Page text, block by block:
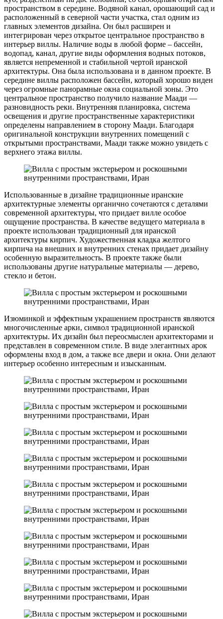
пространством в середине. Водяной канал, орошающий сад и
расположенный в северной части участка, стал одним из
главных элементов дизайна. Он был расширен и
интегрирован через открытое центральное пространство в
интерьер виллы. Наличие воды в любой форме – бассейн,
водопад, канал, другие виды оформления водных потоков,
является непременной и стабильной чертой иранской
архитектуры. Она была использована и в данном проекте. В
середине виллы расположен бассейн, который хорошо виден
через огромные панорамные окна социальной зоны. Это
центральное пространство получило название Маади —
разновидность реки. Внутренняя планировка, система
освещения и другие пространственные характеристики
определены направлением в сторону Маади. Благодаря
оригинальной конструкции внутренних помещений с
открытыми пространствами, Маади также можно увидеть с
верхнего этажа виллы.
Использованные в дизайне традиционные иранские
архитектурные элементы органично сочетаются с деталями
современной архитектуры, что придает вилле особое
ощущение пространства. В качестве ведущего материала в
проекте использован традиционный для иранской
архитектуры кирпич. Художественная кладка желтого
кирпича на внешних и внутренних стенах придает дизайну
особенную выразительность. В проекте также были
использованы другие натуральные материалы — дерево,
стекло и бетон.
Изюминкой и эффектным украшением пространств являются
многочисленные арки, символ традиционной иранской
архитектуры. Их дизайн был переосмыслен архитекторами и
представлен в современном стиле. В виде элегантных арок
оформлены вход в дом, а также все двери и окна. Они делают
интерьер особенно интересным и изысканным.